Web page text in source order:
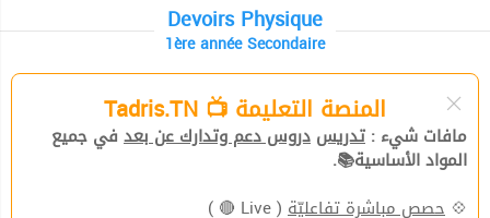
Devoirs Physique
1ère année Secondaire
المنصة التعليمة 📺 Tadris.TN
مافات شيء : تدريس دروس دعم وتدارك عن بعد في جميع
المواد الأساسية📚.
💠 حصص مباشرة تفاعليّة ( Live 🔴 )